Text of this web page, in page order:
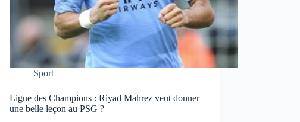
Sport
Ligue des Champions : Riyad Mahrez veut donner
une belle leçon au PSG ?